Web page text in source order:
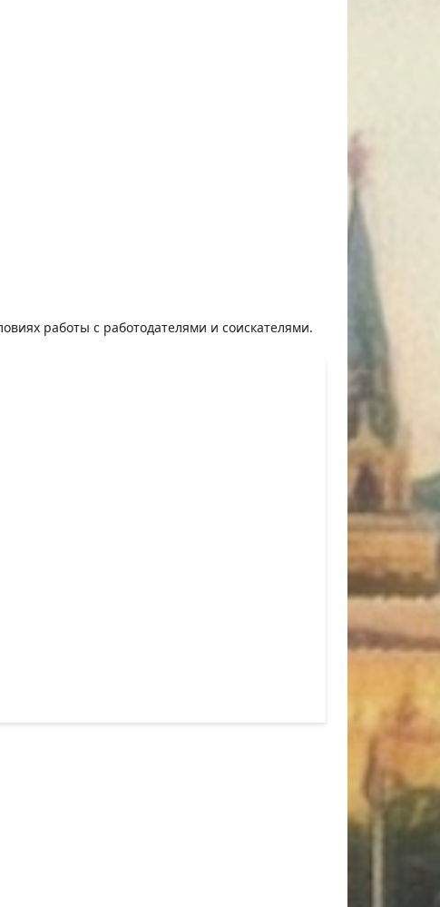
работы с работодателями и соискателями.